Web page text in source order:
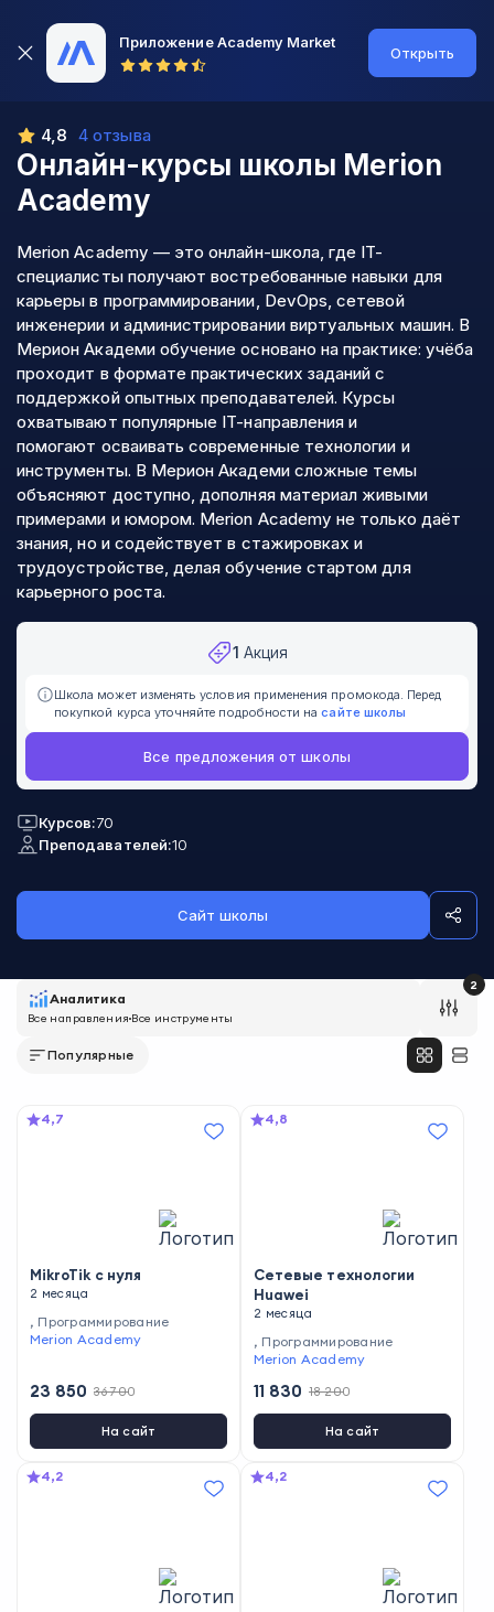
Приложение Academy Market
Открыть
Онлайн-курсы школы Merion
Academy
4,8 4 отзыва
Merion Academy — это онлайн-школа, где IT-
специалисты получают востребованные навыки для
карьеры в программировании, DevOps, сетевой
инженерии и администрировании виртуальных машин. В
Мерион Академи обучение основано на практике: учёба
проходит в формате практических заданий с
поддержкой опытных преподавателей. Курсы
охватывают популярные IT-направления и
помогают осваивать современные технологии и
инструменты. В Мерион Академи сложные темы
объясняют доступно, дополняя материал живыми
примерами и юмором. Merion Academy не только даёт
знания, но и содействует в стажировках и
трудоустройстве, делая обучение стартом для
карьерного роста.
1 Акция
Школа может изменять условия применения промокода. Перед
покупкой курса уточняйте подробности на сайте школы
Все предложения от школы
Курсов:70
Преподавателей:10
Сайт школы
Аналитика
Все направленияВсе инструменты
2
Популярные
4,7
MikroTik с нуля
2 месяца
, Программирование
Merion Academy
23 850 36 700
На сайт
4,8
Сетевые технологии
Huawei
2 месяца
, Программирование
Merion Academy
11 830 18 200
На сайт
4,2 4,2